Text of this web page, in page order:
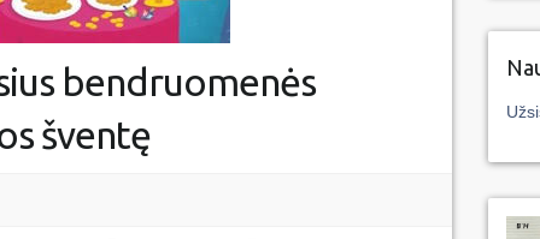
bendruomenės
šventę